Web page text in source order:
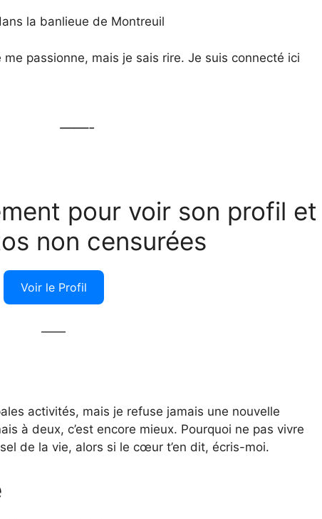
la banlieue de Montreuil
passionne, mais je sais rire. Je suis connecté ici
——-
pour voir son profil et
non censurées
Voir le Profil
——
activités, mais je refuse jamais une nouvelle
à deux, c’est encore mieux. Pourquoi ne pas vivre
de la vie, alors si le cœur t’en dit, écris-moi.